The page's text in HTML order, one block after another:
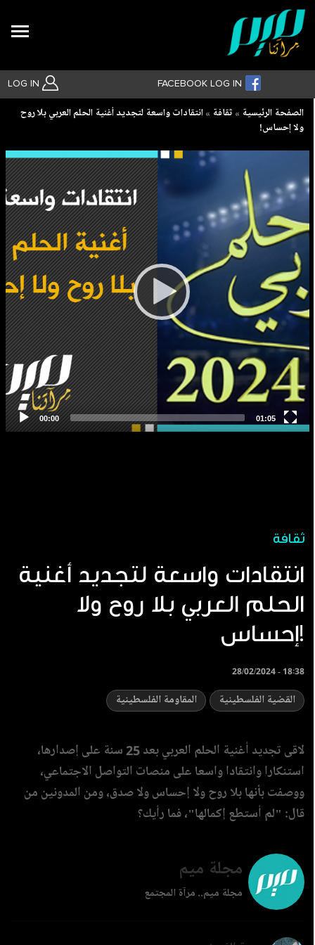
LOG IN FACEBOOK LOG IN
بحث متقدم
Breadcrumb
الصفحة الرئيسية ثقافة
انتقادات واسعة لتجديد أغنية الحلم العربي بلا روح
ولا إحساس!
ثقافة
انتقادات واسعة لتجديد أغنية
الحلم العربي بلا روح ولا
إحساس!
28/02/2024 - 18:38
القضية الفلسطينية المقاومة الفلسطينية
لاقى تجديد أغنية الحلم العربي بعد 25 سنة على إصدارها،
استنكارا وانتقادا واسعا على منصات التواصل الاجتماعي،
ووصفت بأنها بلا روح ولا إحساس ولا صدق، ومن المدونين من
قال: "لم أستطع إكمالها"، فما رأيك؟
مجلة ميم
مجلة ميم.. مرآة المجتمع